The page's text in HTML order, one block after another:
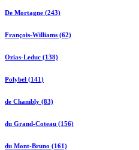
De Mortagne (243)
François-Williams (62)
Ozias-Leduc (138)
Polybel (141)
de Chambly (83)
du Grand-Coteau (156)
du Mont-Bruno (161)